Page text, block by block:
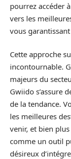
pourrez accéder
vers les
vous
Cette approche
incontournable.
majeurs du
Gwiido s’assure
de la tendance.
les meilleures
venir, et bien
comme un outil
désireux